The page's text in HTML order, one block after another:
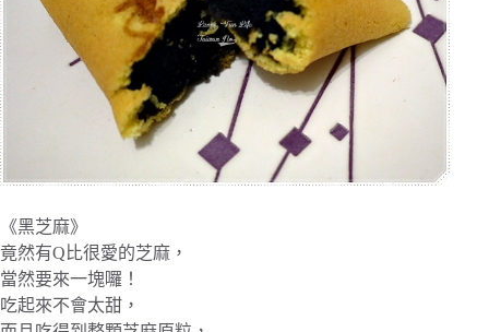
《黑芝麻》
竟然有Q比很愛的芝麻，
當然要來一塊囉！
吃起來不會太甜，